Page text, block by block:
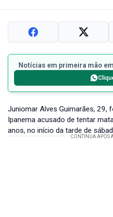
Notícias em primeira mão
Juniomar Alves Guimarães, 29,
Ipanema acusado de tentar
anos, no início da tarde de